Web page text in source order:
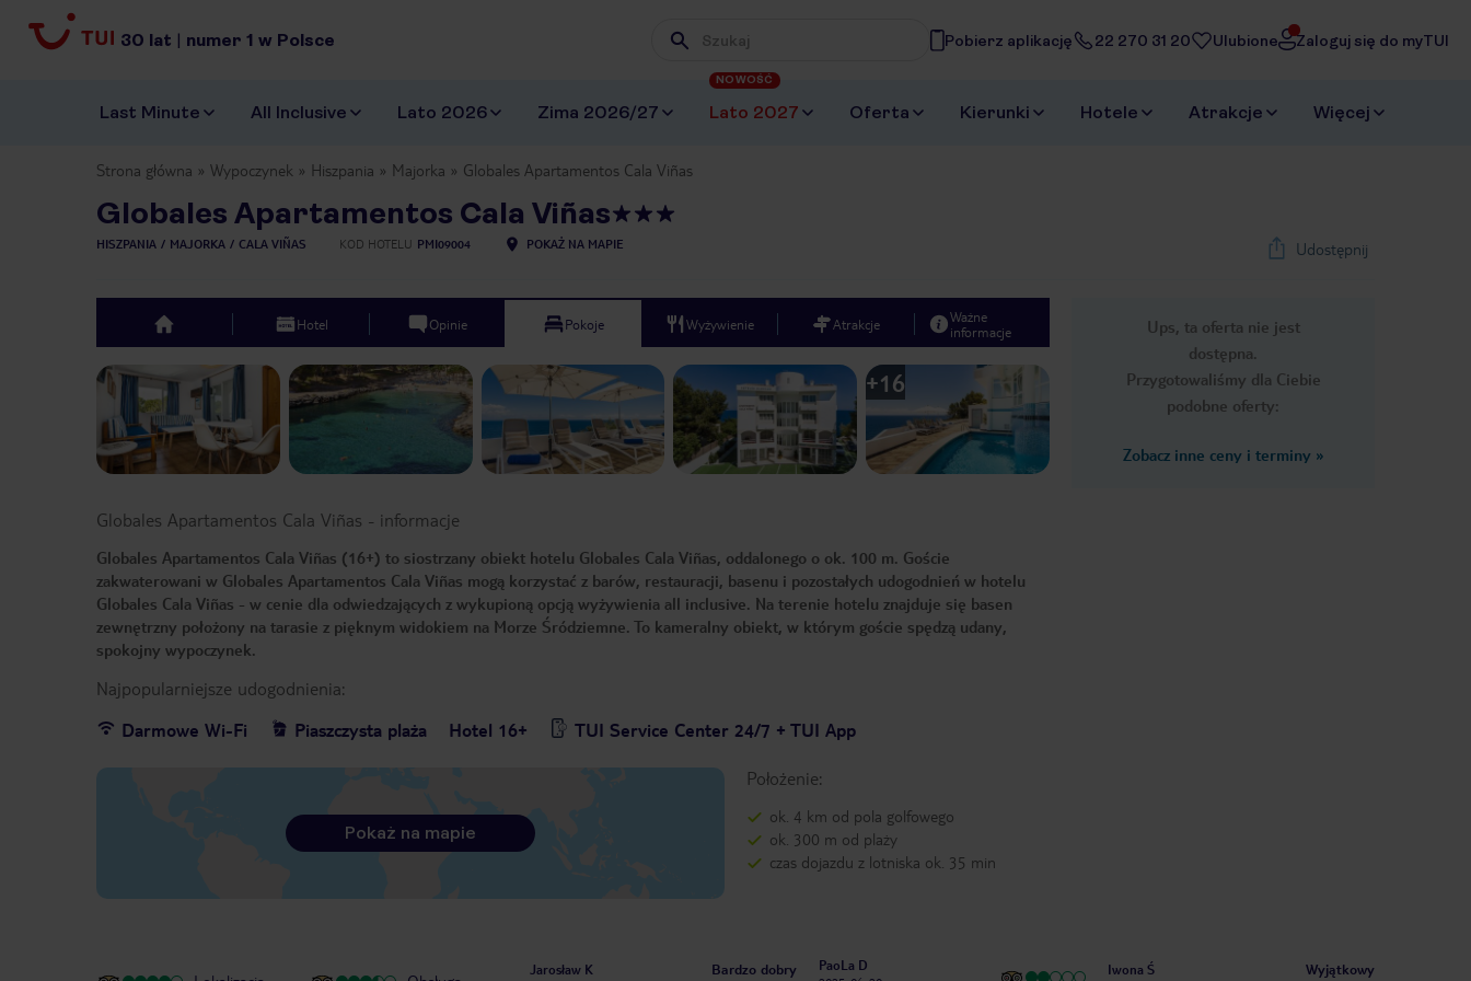
30 lat | numer 1 w Polsce Wpisz frazę, której szukasz
Pobierz aplikację 22 270 31 20 Ulubione Zaloguj się do myTUI
Last Minute All Inclusive Lato 2026 Zima 2026/27 Lato 2027
NOWOŚĆ
Oferta Kierunki Hotele Atrakcje Więcej
Strona główna Wypoczynek Hiszpania Majorka Globales Apartamentos Cala Viñas
Globales Apartamentos Cala Viñas
HISZPANIA MAJORKA CALA VIÑAS KOD HOTELU PMI09004 POKAŻ NA MAPIE Udostępnij
Ups, ta oferta nie jest
dostępna.
Przygotowaliśmy dla Ciebie
podobne oferty:
Zobacz inne ceny i terminy »
top Hotel Opinie Pokoje Wyżywienie Atrakcje
Ważne
informacje
Previous slide Next slide
1/22
+16
Globales Apartamentos Cala Viñas - informacje
Globales Apartamentos Cala Viñas (16+) to siostrzany obiekt hotelu Globales Cala Viñas, oddalonego o ok. 100 m. Goście
zakwaterowani w Globales Apartamentos Cala Viñas mogą korzystać z barów, restauracji, basenu i pozostałych udogodnień w hotelu
Globales Cala Viñas - w cenie dla odwiedzających z wykupioną opcją wyżywienia all inclusive. Na terenie hotelu znajduje się basen
zewnętrzny położony na tarasie z pięknym widokiem na Morze Śródziemne. To kameralny obiekt, w którym goście spędzą udany,
spokojny wypoczynek.
Najpopularniejsze udogodnienia:
Darmowe Wi-Fi
Piaszczysta plaża Hotel 16+ TUI Service Center 24/7 + TUI App
Położenie:
ok. 4 km od pola golfowego
ok. 300 m od plaży
czas dojazdu z lotniska ok. 35 min
Pokaż na mapie
Jarosław K
Bardzo dobry
PaoLa D
Iwona Ś
Wyjątkowy